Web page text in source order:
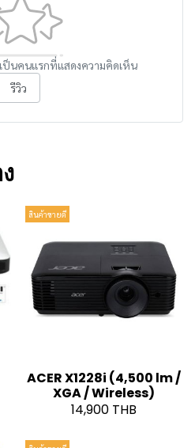
ป็นคนแรกที่แสดงความคิดเห็น
รีวิว
สินค้าขายดี
ACER X1228i (4,500 lm /
XGA / Wireless)
14,900 THB